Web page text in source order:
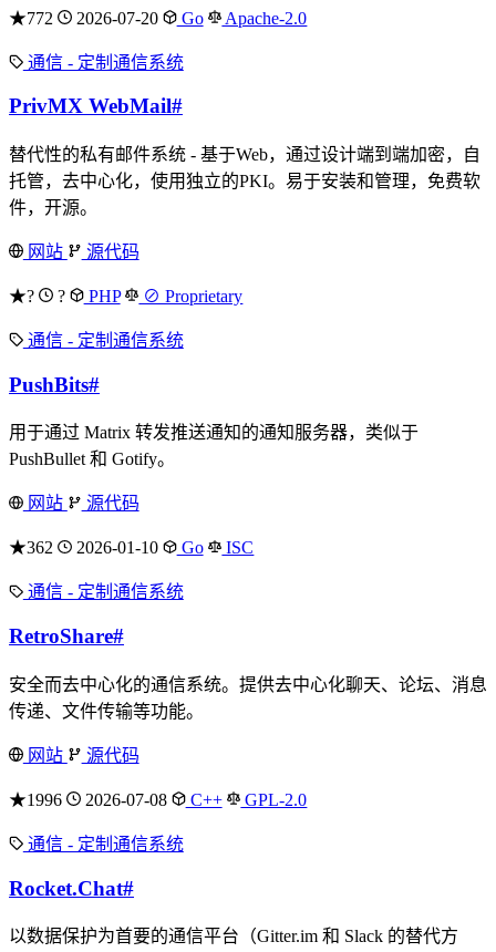
★772 2026-07-20 Go Apache-2.0
通信 - 定制通信系统
PrivMX WebMail#
替代性的私有邮件系统 - 基于Web，通过设计端到端加密，自
托管，去中心化，使用独立的PKI。易于安装和管理，免费软
件，开源。
网站 源代码
★? ? PHP ⊘ Proprietary
通信 - 定制通信系统
PushBits#
用于通过 Matrix 转发推送通知的通知服务器，类似于
PushBullet 和 Gotify。
网站 源代码
★362 2026-01-10 Go ISC
通信 - 定制通信系统
RetroShare#
安全而去中心化的通信系统。提供去中心化聊天、论坛、消息
传递、文件传输等功能。
网站 源代码
★1996 2026-07-08 C++ GPL-2.0
通信 - 定制通信系统
Rocket.Chat#
以数据保护为首要的通信平台（Gitter.im 和 Slack 的替代方